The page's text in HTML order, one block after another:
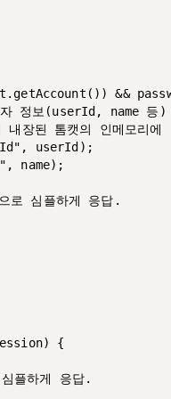
&&
정보(userId, name 등)
장된 톰캣의 인메모리에
userId);
name);
심플하게 응답.
{
플하게 응답.